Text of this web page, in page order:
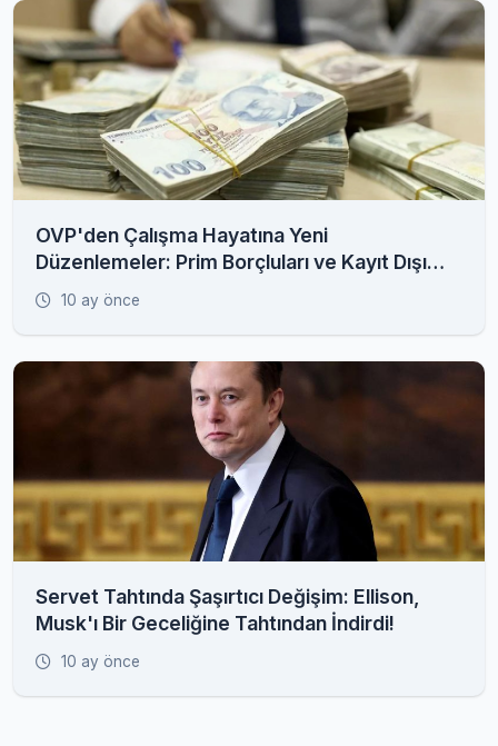
OVP'den Çalışma Hayatına Yeni
Düzenlemeler: Prim Borçluları ve Kayıt Dışı
İstihdam Radarda
10 ay önce
Servet Tahtında Şaşırtıcı Değişim: Ellison,
Musk'ı Bir Geceliğine Tahtından İndirdi!
10 ay önce